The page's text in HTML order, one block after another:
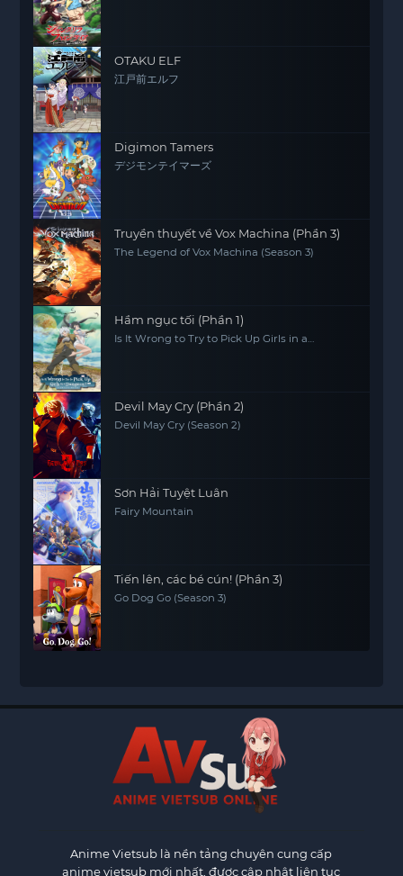
OTAKU ELF
江戸前エルフ
Digimon Tamers
デジモンテイマーズ
Truyền thuyết về Vox Machina (Phần 3)
The Legend of Vox Machina (Season 3)
Hầm ngục tối (Phần 1)
Is It Wrong to Try to Pick Up Girls in a
Devil May Cry (Phần 2)
Devil May Cry (Season 2)
Sơn Hải Tuyệt Luân
Fairy Mountain
Tiến lên, các bé cún! (Phần 3)
Go Dog Go (Season 3)
Anime Vietsub là nền tảng chuyên cung cấp
anime vietsub mới nhất, được cập nhật liên tục